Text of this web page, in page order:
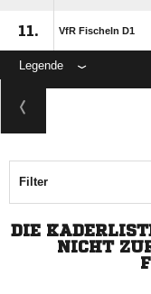
11. VfR Fischeln D1
Legende
Filter
DIE
NICHT